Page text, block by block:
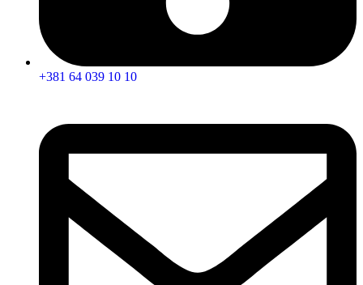
+381 64 039 10 10